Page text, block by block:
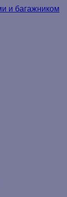
и багажником